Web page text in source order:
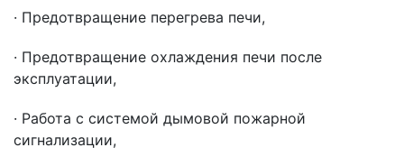
· Предотвращение перегрева печи,
· Предотвращение охлаждения печи после
эксплуатации,
· Работа с системой дымовой пожарной
сигнализации,